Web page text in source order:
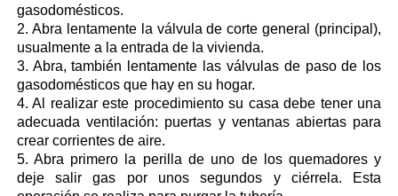
gasodomésticos.
2. Abra lentamente la válvula de corte general (principal),
usualmente a la entrada de la vivienda.
3. Abra, también lentamente las válvulas de paso de los
gasodomésticos que hay en su hogar.
4. Al realizar este procedimiento su casa debe tener una
adecuada ventilación: puertas y ventanas abiertas para
crear corrientes de aire.
5. Abra primero la perilla de uno de los quemadores y
deje salir gas por unos segundos y ciérrela. Esta